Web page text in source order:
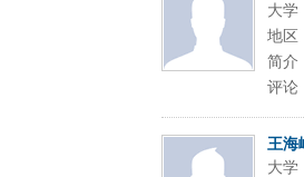
大学
地区
简介
评论
王海
大学